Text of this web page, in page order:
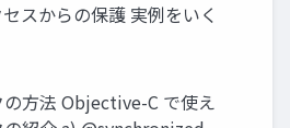
スからの保護 実例をいく
の⽅法 Objective-C で使え